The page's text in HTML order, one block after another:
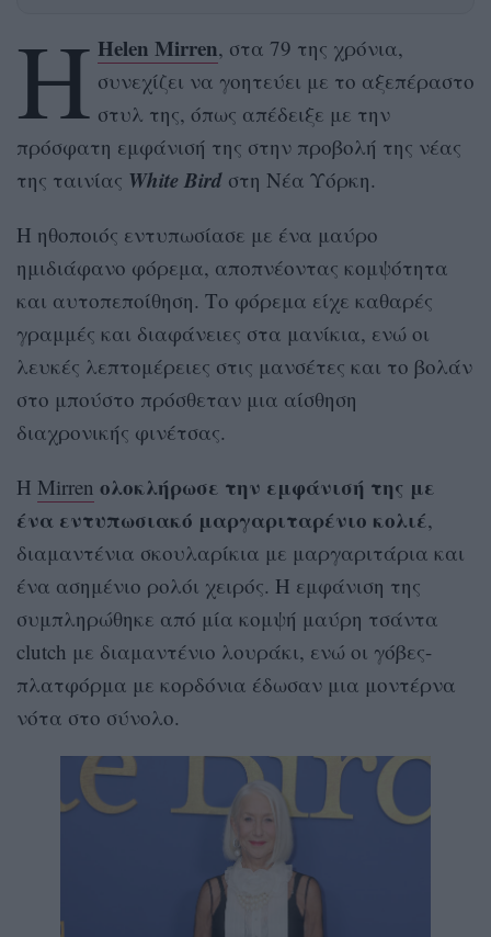
Η Helen Mirren, στα 79 της χρόνια,
συνεχίζει να γοητεύει με το αξεπέραστο
στυλ της, όπως απέδειξε με την
πρόσφατη εμφάνισή της στην προβολή της νέας
της ταινίας White Bird στη Νέα Υόρκη.
Η ηθοποιός εντυπωσίασε με ένα μαύρο
ημιδιάφανο φόρεμα, αποπνέοντας κομψότητα
και αυτοπεποίθηση. Το φόρεμα είχε καθαρές
γραμμές και διαφάνειες στα μανίκια, ενώ οι
λευκές λεπτομέρειες στις μανσέτες και το βολάν
στο μπούστο πρόσθεταν μια αίσθηση
διαχρονικής φινέτσας.
Η Mirren ολοκλήρωσε την εμφάνισή της με
ένα εντυπωσιακό μαργαριταρένιο κολιέ,
διαμαντένια σκουλαρίκια με μαργαριτάρια και
ένα ασημένιο ρολόι χειρός. Η εμφάνιση της
συμπληρώθηκε από μία κομψή μαύρη τσάντα
clutch με διαμαντένιο λουράκι, ενώ οι γόβες-
πλατφόρμα με κορδόνια έδωσαν μια μοντέρνα
νότα στο σύνολο.